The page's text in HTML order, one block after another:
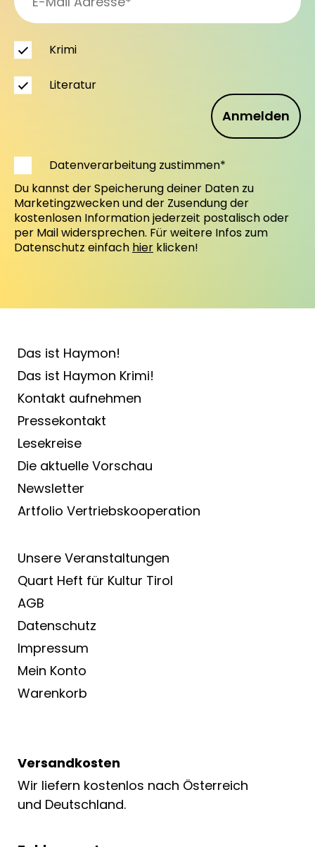
Anmelden
Krimi
Literatur
Datenverarbeitung zustimmen*
Du kannst der Speicherung deiner Daten zu
Marketingzwecken und der Zusendung der
kostenlosen Information jederzeit postalisch oder
per Mail widersprechen. Für weitere Infos zum
Datenschutz einfach hier klicken!
Das ist Haymon!
Das ist Haymon Krimi!
Kontakt aufnehmen
Pressekontakt
Lesekreise
Die aktuelle Vorschau
Newsletter
Artfolio Vertriebs­kooperation
Unsere Veranstaltungen
Quart Heft für Kultur Tirol
AGB
Datenschutz
Impressum
Mein Konto
Warenkorb
Versandkosten
Wir liefern kostenlos nach Österreich
und Deutschland.